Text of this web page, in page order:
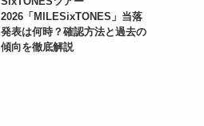
2026「MILESixTONES」当落
発表は何時？確認方法と過去の
傾向を徹底解説